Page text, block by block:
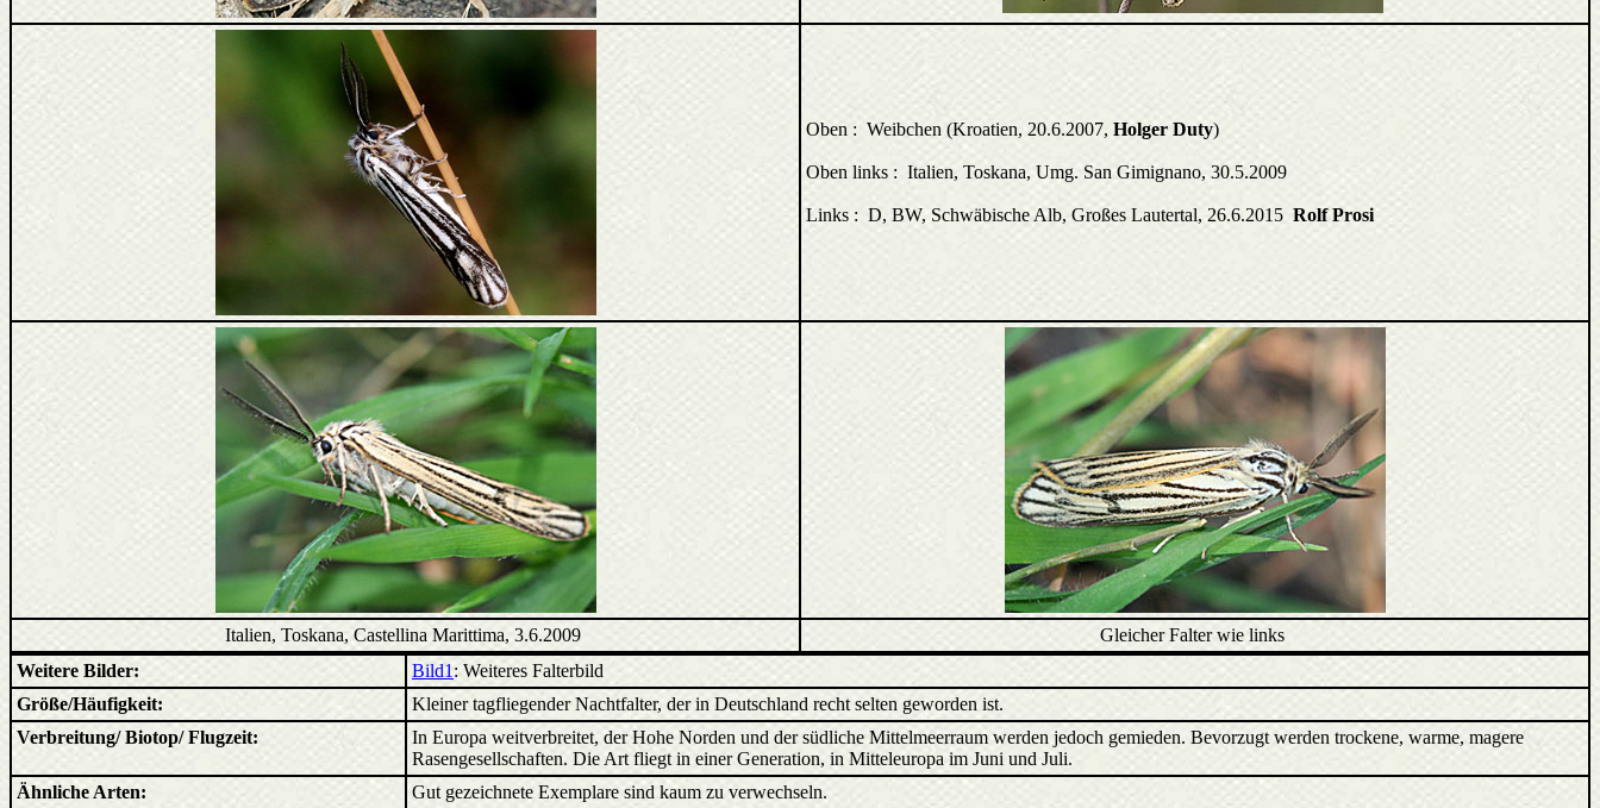
Oben : Weibchen (Kroatien, 20.6.2007, Holger Duty)
Oben links : Italien, Toskana, Umg. San Gimignano, 30.5.2009
Links : D, BW, Schwäbische Alb, Großes Lautertal, 26.6.2015 Rolf Prosi
Italien, Toskana, Castellina Marittima, 3.6.2009
Gleicher Falter wie links
Weitere Bilder:
Bild1 : Weiteres Falterbild
Größe/Häufigkeit:
Kleiner tagfliegender Nachtfalter, der in Deutschland recht selten geworden ist.
Verbreitung/ Biotop/ Flugzeit:
In Europa weitverbreitet, der Hohe Norden und der südliche Mittelmeerraum werden jedoch gemieden. Bevorzugt werden trockene, warme, magere
Rasengesellschaften. Die Art fliegt in einer Generation, in Mitteleuropa im Juni und Juli.
Ähnliche Arten:
Gut gezeichnete Exemplare sind kaum zu verwechseln.